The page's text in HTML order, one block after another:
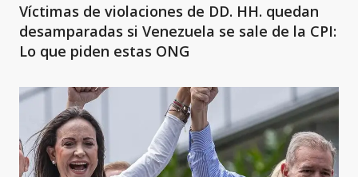
Víctimas de violaciones de DD. HH. quedan
desamparadas si Venezuela se sale de la CPI:
Lo que piden estas ONG